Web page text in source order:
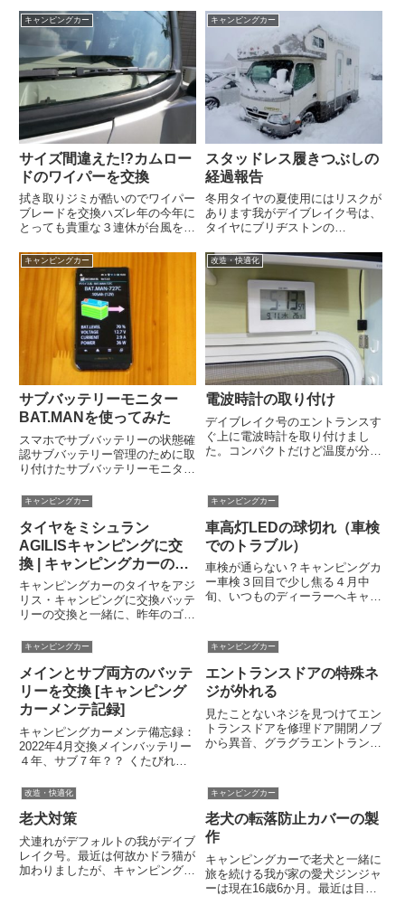
キャンピングカー
サイズ間違えた!?カムロー
ドのワイパーを交換
拭き取りジミが酷いのでワイパー
ブレードを交換ハズレ年の今年に
とっても貴重な３連休が台風を一
カーで立山に行き登山するつもり
でしたが、キャンセル。新塗色デ
イブレイク号のキャラバンデビュ
ーは先送りです。残念ながら中
キャンピングカー
スタッドレス履きつぶしの
経過報告
冬用タイヤの夏使用にはリスクが
あります我がデイブレイク号は、
タイヤにブリヂストンの
す。サイズは215/65R15。2013年
11月にヨコハマの
TY285(215/65R15)から履き替え
ました。ご存知の...
キャンピングカー
サブバッテリーモニター
BAT.MANを使ってみた
スマホでサブバッテリーの状態確
認サブバッテリー管理のために取
り付けたサブバッテリーモニター
介します。ちなみに、BAT.MAN
どうぞ。アプリのインストール我
が家はAndroid端...
改造・快適化
電波時計の取り付け
デイブレイク号のエントランスす
ぐ上に電波時計を取り付けまし
た。コンパクトだけど温度が分か
ーパーツ固定用のベルクロ（マジ
ックテープ）両面テープで固定し
ています。デイブレイクの壁紙は
若...
キャンピングカー
タイヤをミシュラン
AGILISキャンピングに交
換 | キャンピングカーの乗
り心地を改善する方法
キャンピングカーのタイヤをアジ
リス・キャンピングに交換バッテ
リーの交換と一緒に、昨年のゴー
れ換えた。選んだタイヤは、
215/70R15CP。これまで履いて
いたタイ...
キャンピングカー
車高灯LEDの球切れ（車検
でのトラブル）
車検が通らない？キャンピングカ
ー車検３回目で少し焦る４月中
旬、いつものディーラーへキャン
日後に整備担当者から電話があり
ました。その内容は「フロント左
側の車高灯がいくつか点灯せず車
検...
キャンピングカー
メインとサブ両方のバッテ
リーを交換 [キャンピング
カーメンテ記録]
キャンピングカーメンテ備忘録：
2022年4月交換メインバッテリー
４年、サブ７年？？ くたびれた
春の車検に合わせてキャンピング
カーのバッテリーを交換した。冬
の段階で、FFヒーターが一晩持
たない、ヒーターつけなくて...
キャンピングカー
エントランスドアの特殊ネ
ジが外れる
見たことないネジを見つけてエン
トランスドアを修理ドア開閉ノブ
から異音、グラグラエントランス
ーに出入りしていてふと気づきま
した。内側のノブの金具部分をチ
ェックすると、金具を固定して
い...
改造・快適化
老犬対策
犬連れがデフォルトの我がデイブ
レイク号。最近は何故かドラ猫が
加わりましたが、キャンピングカ
キャンピングカー
老犬の転落防止カバーの製
作
キャンピングカーで老犬と一緒に
旅を続ける我が家の愛犬ジンジャ
ーは現在16歳6か月。最近は目・